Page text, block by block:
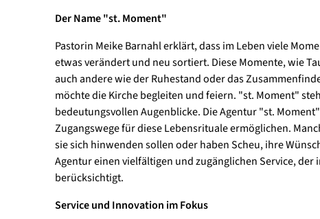
Der Name "st. Moment"
Pastorin Meike Barnahl erklärt, dass im Leben viele
etwas verändert und neu sortiert. Diese Momente, wie
auch andere wie der Ruhestand oder das
möchte die Kirche begleiten und feiern. "st. Moment"
bedeutungsvollen Augenblicke. Die Agentur "st.
Zugangswege für diese Lebensrituale ermöglichen.
sie sich hinwenden sollen oder haben Scheu, ihre
Agentur einen vielfältigen und zugänglichen Service,
berücksichtigt.
Service und Innovation im Fokus